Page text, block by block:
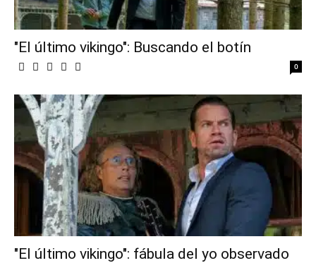
"El último vikingo": Buscando el botín
0
"El último vikingo": fábula del yo observado